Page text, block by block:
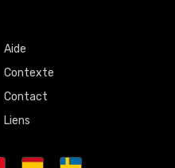
Aide
Contexte
Contact
Liens